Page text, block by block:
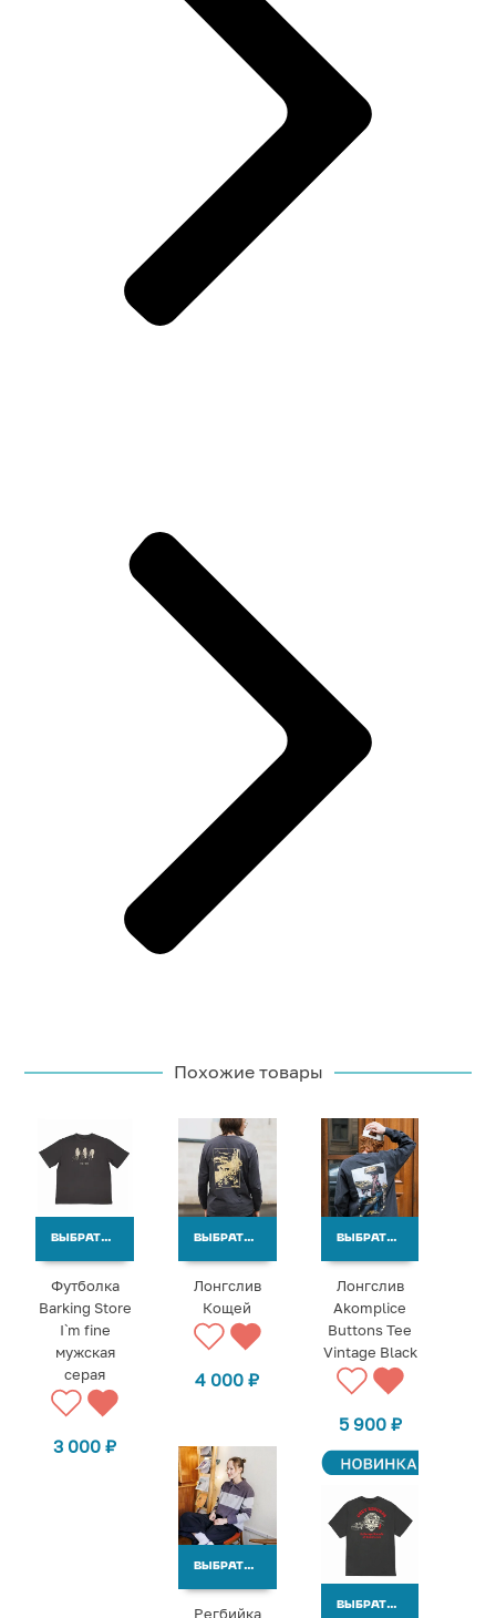
Похожие товары
ВЫБРАТЬ ВАРИАНТЫ
Футболка
Barking Store
I`m fine
мужская
серая
3 000₽
ВЫБРАТЬ ВАРИАНТЫ
Лонгслив
Кощей
4 000₽
ВЫБРАТЬ ВАРИАНТЫ
Лонгслив
Akomplice
Buttons Tee
Vintage Black
5 900 ₽
ВЫБРАТЬ ВАРИАНТЫ
Регбийка ВЫБРАТЬ ВАРИАНТЫ